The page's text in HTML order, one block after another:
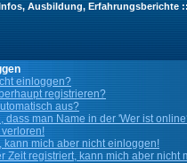
Ausbildung, Erfahrungsberichte
einloggen?
registrieren?
aus?
dass man Name in der 'Wer ist
verloren!
kann mich aber nicht einloggen!
Zeit registriert, kann mich aber nicht